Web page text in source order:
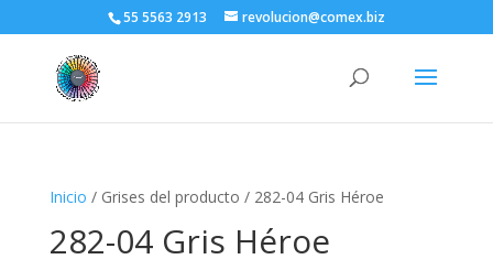
55 5563 2913 revolucion@comex.biz
Inicio / Grises del producto / 282-04 Gris Héroe
282-04 Gris Héroe